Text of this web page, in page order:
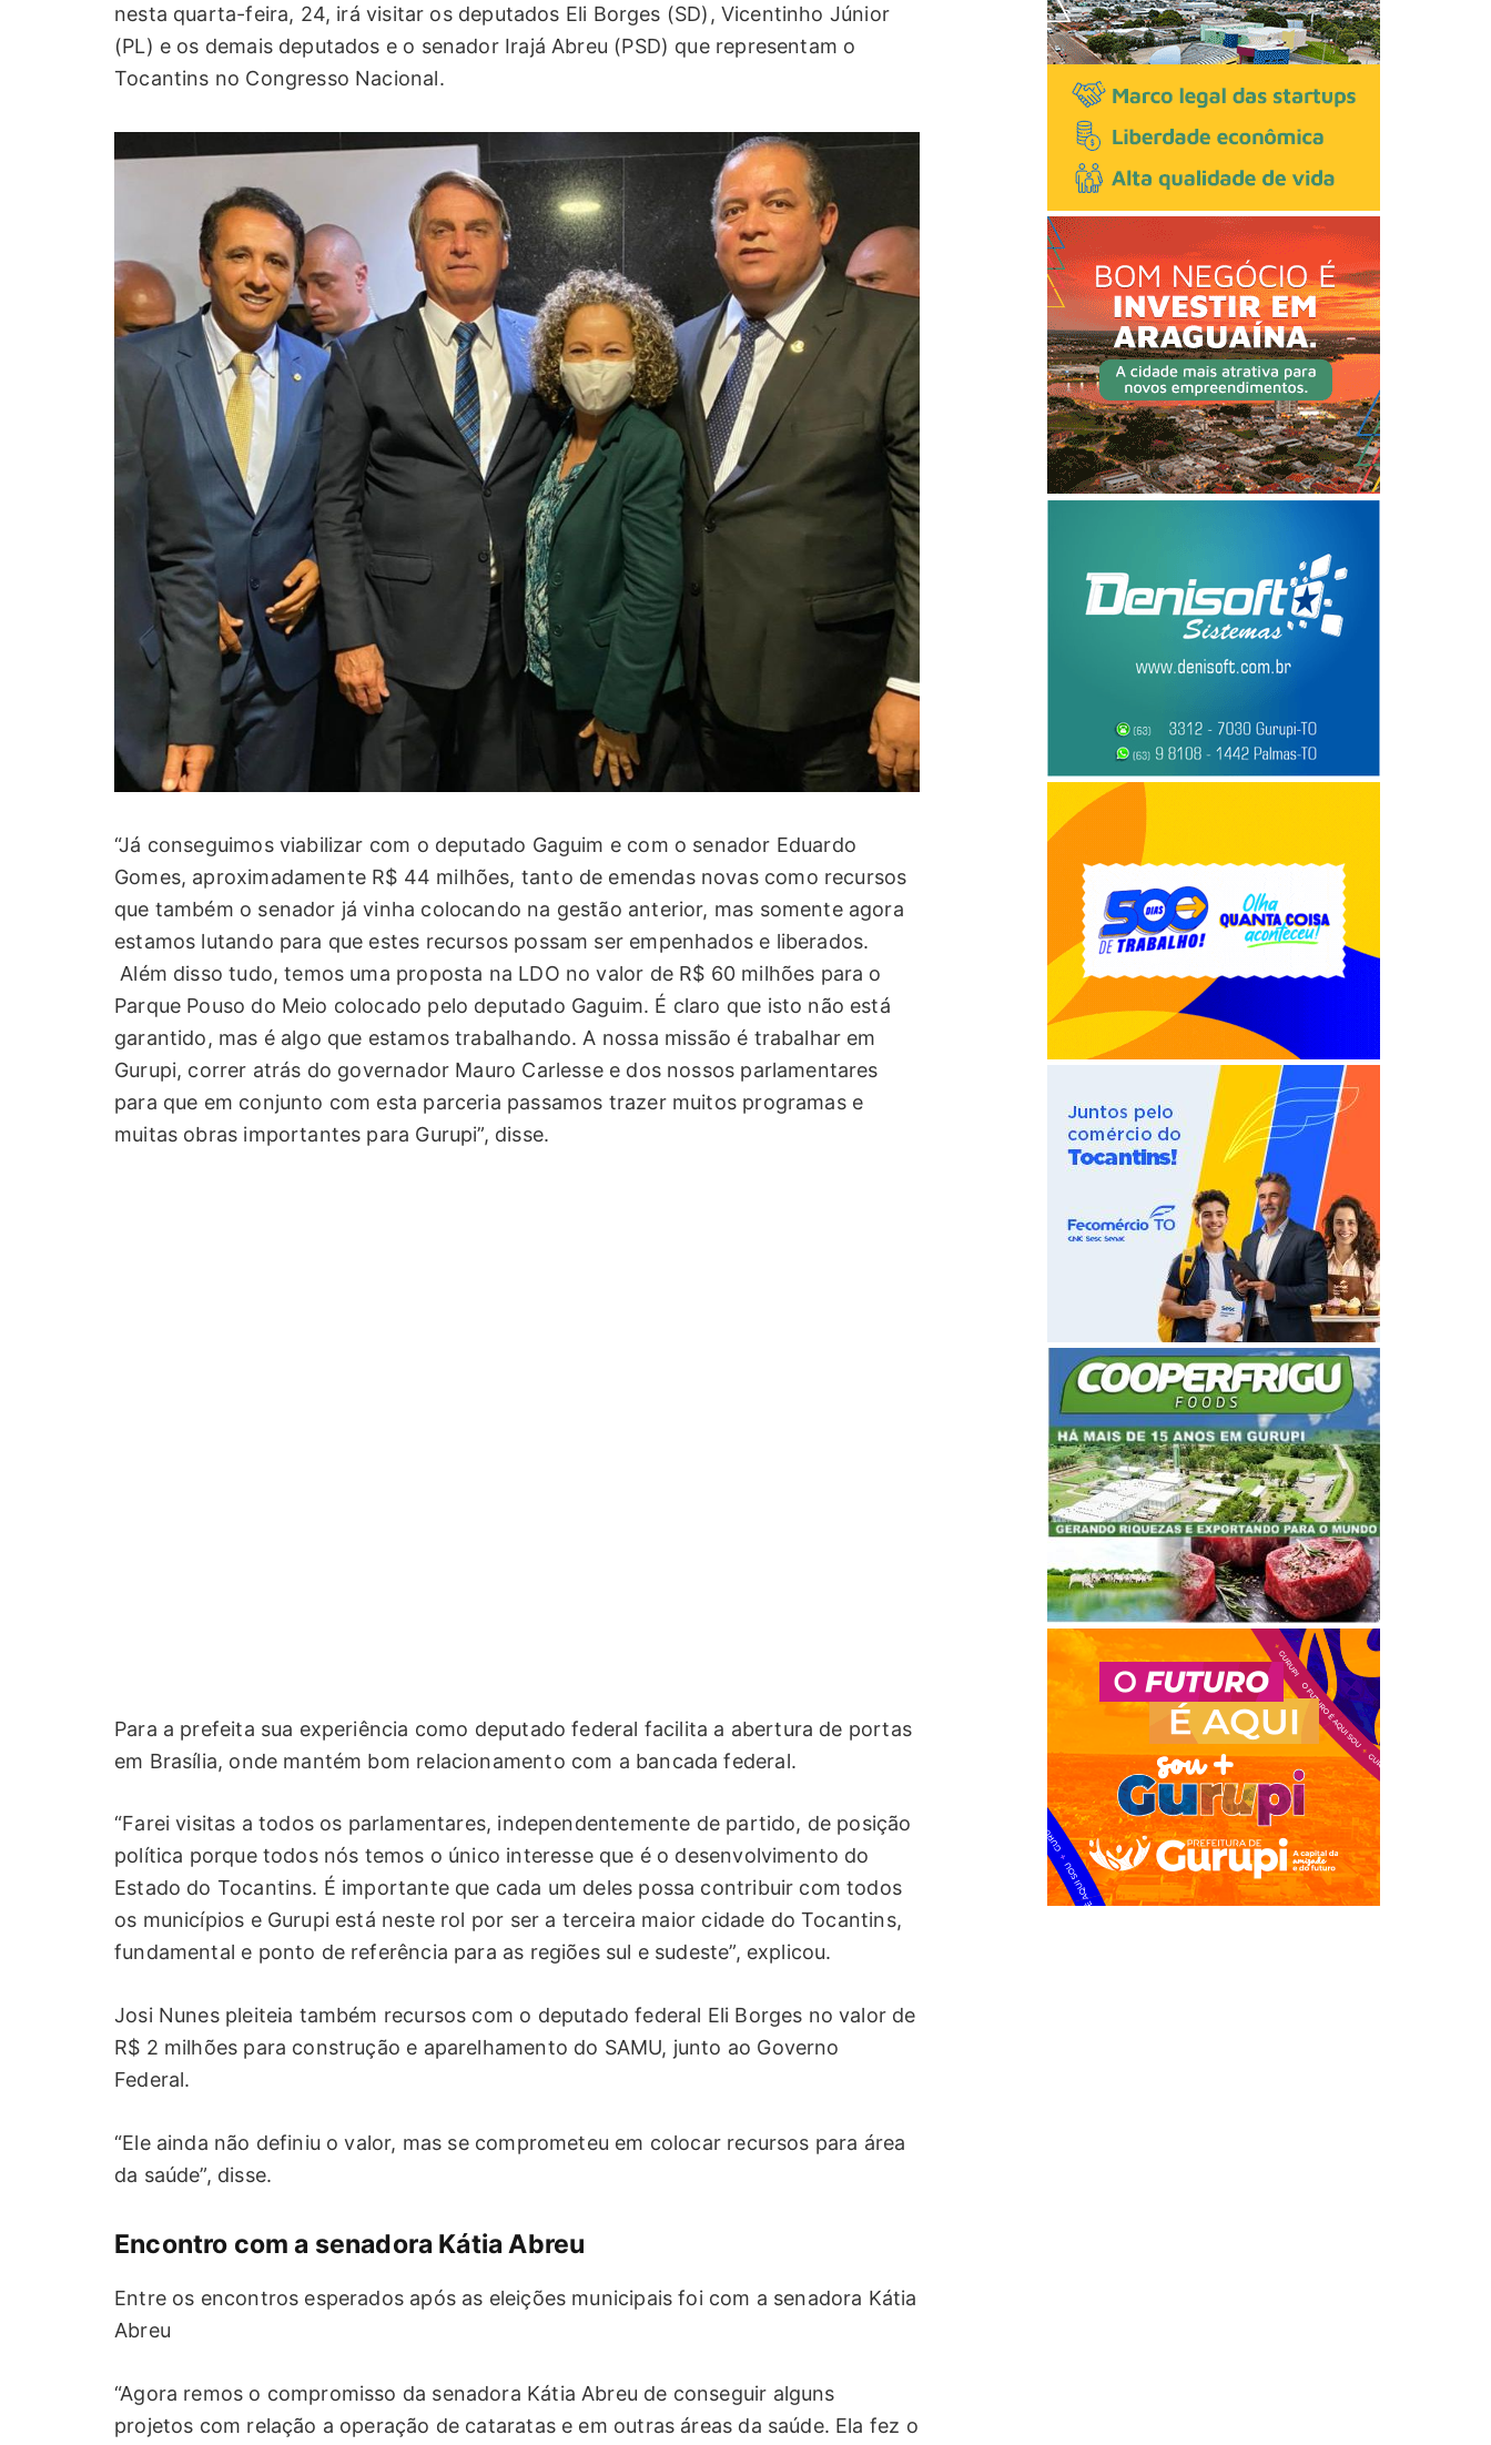
nesta quarta-feira, 24, irá visitar os deputados Eli Borges (SD), Vicentinho Júnior
(PL) e os demais deputados e o senador Irajá Abreu (PSD) que representam o
Tocantins no Congresso Nacional.
“Já conseguimos viabilizar com o deputado Gaguim e com o senador Eduardo
Gomes, aproximadamente R$ 44 milhões, tanto de emendas novas como recursos
que também o senador já vinha colocando na gestão anterior, mas somente agora
estamos lutando para que estes recursos possam ser empenhados e liberados.
Além disso tudo, temos uma proposta na LDO no valor de R$ 60 milhões para o
Parque Pouso do Meio colocado pelo deputado Gaguim. É claro que isto não está
garantido, mas é algo que estamos trabalhando. A nossa missão é trabalhar em
Gurupi, correr atrás do governador Mauro Carlesse e dos nossos parlamentares
para que em conjunto com esta parceria passamos trazer muitos programas e
muitas obras importantes para Gurupi”, disse.
Para a prefeita sua experiência como deputado federal facilita a abertura de portas
em Brasília, onde mantém bom relacionamento com a bancada federal.
“Farei visitas a todos os parlamentares, independentemente de partido, de posição
política porque todos nós temos o único interesse que é o desenvolvimento do
Estado do Tocantins. É importante que cada um deles possa contribuir com todos
os municípios e Gurupi está neste rol por ser a terceira maior cidade do Tocantins,
fundamental e ponto de referência para as regiões sul e sudeste”, explicou.
Josi Nunes pleiteia também recursos com o deputado federal Eli Borges no valor de
R$ 2 milhões para construção e aparelhamento do SAMU, junto ao Governo
Federal.
“Ele ainda não definiu o valor, mas se comprometeu em colocar recursos para área
da saúde”, disse.
Encontro com a senadora Kátia Abreu
Entre os encontros esperados após as eleições municipais foi com a senadora Kátia
Abreu
“Agora remos o compromisso da senadora Kátia Abreu de conseguir alguns
projetos com relação a operação de cataratas e em outras áreas da saúde. Ela fez o